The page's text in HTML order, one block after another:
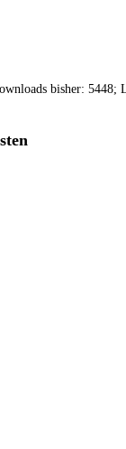
bisher: 5448;